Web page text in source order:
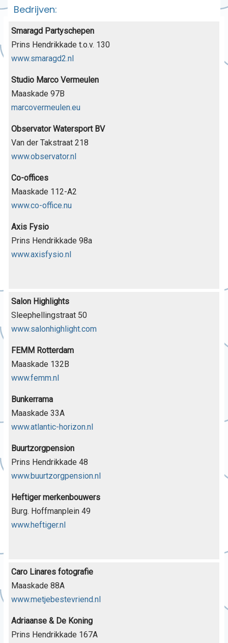
Bedrijven:
Smaragd Partyschepen
Prins Hendrikkade t.o.v. 130
www.smaragd2.nl
Studio Marco Vermeulen
Maaskade 97B
marcovermeulen.eu
Observator Watersport BV
Van der Takstraat 218
www.observator.nl
Co-offices
Maaskade 112-A2
www.co-office.nu
Axis Fysio
Prins Hendrikkade 98a
www.axisfysio.nl
Salon Highlights
Sleephellingstraat 50
www.salonhighlight.com
FEMM Rotterdam
Maaskade 132B
www.femm.nl
Bunkerrama
Maaskade 33A
www.atlantic-horizon.nl
Buurtzorgpension
Prins Hendrikkade 48
www.buurtzorgpension.nl
Heftiger merkenbouwers
Burg. Hoffmanplein 49
www.heftiger.nl
Caro Linares fotografie
Maaskade 88A
www.metjebestevriend.nl
Adriaanse & De Koning
Prins Hendrikkade 167A